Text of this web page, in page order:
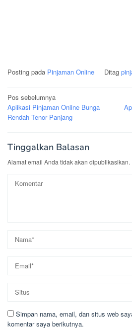
Posting pada Pinjaman Online Ditag
Navigasi
pos
Pos sebelumnya
Aplikasi Pinjaman Online Bunga
Rendah Tenor Panjang
Tinggalkan Balasan
Alamat email Anda tidak akan dipublikasikan.
Simpan nama, email, dan situs web
komentar saya berikutnya.